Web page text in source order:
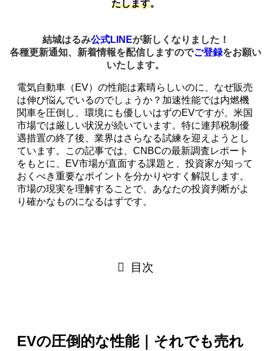
たします。
結城はるみ公式LINEが新しくなりました！
各種更新通知、新着情報を配信しますのでご登録をお願い
いたします。
電気自動車（EV）の性能は素晴らしいのに、なぜ販売
は伸び悩んでいるのでしょうか？加速性能では内燃機
関車を圧倒し、環境にも優しいはずのEVですが、米国
市場では厳しい状況が続いています。特に連邦税制優
遇措置の終了後、業界はさらなる試練を迎えようとし
ています。この記事では、CNBCの最新調査レポート
をもとに、EV市場が直面する課題と、投資家が知って
おくべき重要なポイントを分かりやすく解説します。
市場の現実を理解することで、あなたの投資判断がよ
り確かなものになるはずです。
目次
EVの圧倒的な性能｜それでも売れ